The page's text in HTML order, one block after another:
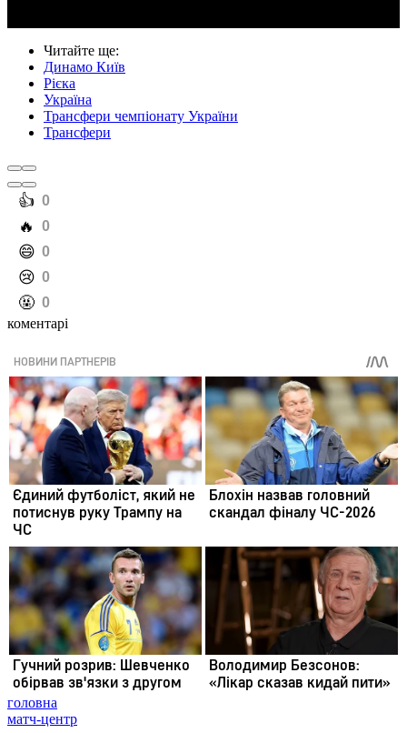
Читайте ще:
Динамо Київ
Рієка
Україна
Трансфери чемпіонату України
Трансфери
️👍 0
️🔥 0
️😄 0
️😢 0
️🤬 0
коментарі
головна
матч-центр